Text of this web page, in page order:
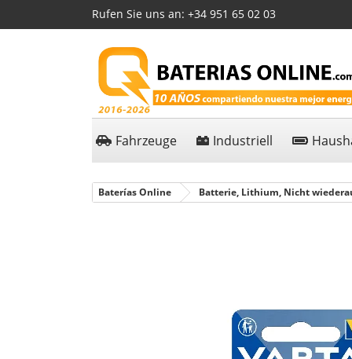
Rufen Sie uns an: +34 951 65 02 03
Fahrzeuge Industriell
Baterías Online Batterie, Lithium, Nicht